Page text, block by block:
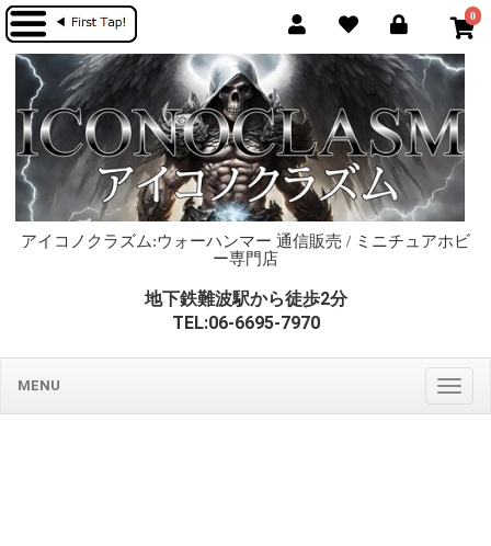
0
アイコノクラズム:ウォーハンマー 通信販売 / ミニチュアホビ
ー専門店
地下鉄難波駅から徒歩2分
TEL:06-6695-7970
MENU